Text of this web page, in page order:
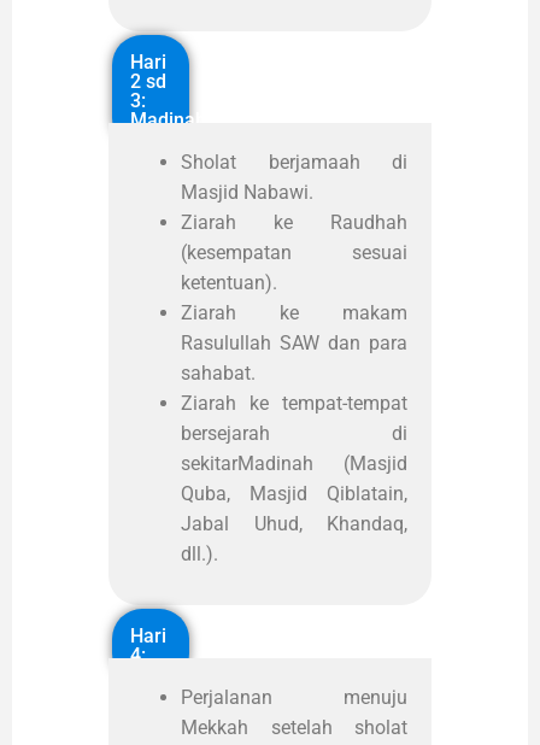
Hari
2 sd
3:
Madinah
Sholat berjamaah di
Masjid Nabawi.
Ziarah ke Raudhah
(kesempatan sesuai
ketentuan).
Ziarah ke makam
Rasulullah SAW dan para
sahabat.
Ziarah ke tempat-tempat
bersejarah di
sekitarMadinah (Masjid
Quba, Masjid Qiblatain,
Jabal Uhud, Khandaq,
dll.).
Hari
4:
Perjalanan menuju
Mekkah setelah sholat